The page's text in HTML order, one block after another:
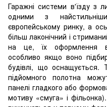
Гаражні системи в'їзду з
одними з
європейському ринку, а
більш лаконічний і
на це, їх оформлення
особливо якщо воно
будівлі, що оснащується.
підйомного полотна
панелі гладкого або
мотиву «смуга» і